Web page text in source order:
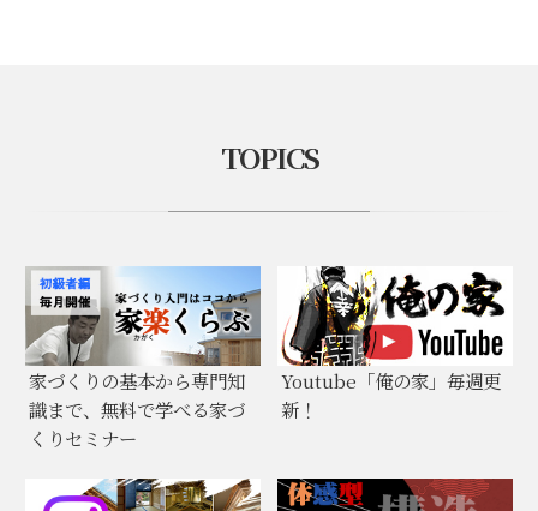
TOPICS
家づくりの基本から専門知
識まで、無料で学べる家づ
くりセミナー
Youtube「俺の家」毎週更
新！